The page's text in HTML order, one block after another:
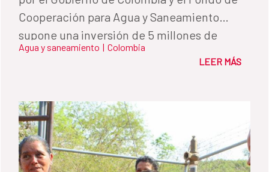
Cooperación para Agua y Saneamiento
supone una inversión de 5 millones de
euros.
Agua y saneamiento | Colombia
LEER MÁS